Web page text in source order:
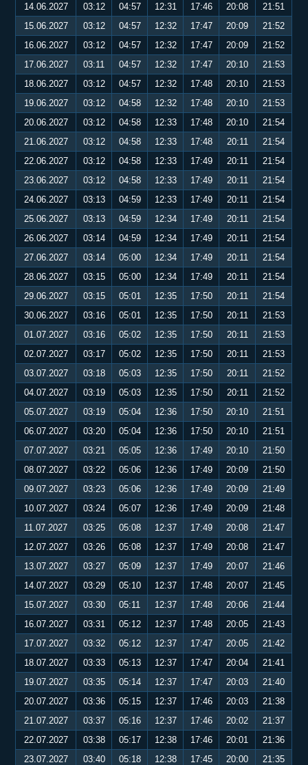
14.06.2027
03:12 04:57 12:31 17:46 20:08
21:51
15.06.2027
03:12 04:57 12:32 17:47 20:09
21:52
16.06.2027
03:12 04:57 12:32 17:47 20:09
21:52
17.06.2027
03:11 04:57 12:32 17:47 20:10
21:53
18.06.2027
03:12 04:57 12:32 17:48 20:10
21:53
19.06.2027
03:12 04:58 12:32 17:48 20:10
21:53
20.06.2027
03:12 04:58 12:33 17:48 20:10
21:54
21.06.2027
03:12 04:58 12:33 17:48 20:11
21:54
22.06.2027
03:12 04:58 12:33 17:49 20:11
21:54
23.06.2027
03:12 04:58 12:33 17:49 20:11
21:54
24.06.2027
03:13 04:59 12:33 17:49 20:11
21:54
25.06.2027
03:13 04:59 12:34 17:49 20:11
21:54
26.06.2027
03:14 04:59 12:34 17:49 20:11
21:54
27.06.2027
03:14 05:00 12:34 17:49 20:11
21:54
28.06.2027
03:15 05:00 12:34 17:49 20:11
21:54
29.06.2027
03:15 05:01 12:35 17:50 20:11
21:54
30.06.2027
03:16 05:01 12:35 17:50 20:11
21:53
01.07.2027
03:16 05:02 12:35 17:50 20:11
21:53
02.07.2027
03:17 05:02 12:35 17:50 20:11
21:53
03.07.2027
03:18 05:03 12:35 17:50 20:11
21:52
04.07.2027
03:19 05:03 12:35 17:50 20:11
21:52
05.07.2027
03:19 05:04 12:36 17:50 20:10
21:51
06.07.2027
03:20 05:04 12:36 17:50 20:10
21:51
07.07.2027
03:21 05:05 12:36 17:49 20:10
21:50
08.07.2027
03:22 05:06 12:36 17:49 20:09
21:50
09.07.2027
03:23 05:06 12:36 17:49 20:09
21:49
10.07.2027
03:24 05:07 12:36 17:49 20:09
21:48
11.07.2027
03:25 05:08 12:37 17:49 20:08
21:47
12.07.2027
03:26 05:08 12:37 17:49 20:08
21:47
13.07.2027
03:27 05:09 12:37 17:49 20:07
21:46
14.07.2027
03:29 05:10 12:37 17:48 20:07
21:45
15.07.2027
03:30 05:11 12:37 17:48 20:06
21:44
16.07.2027
03:31 05:12 12:37 17:48 20:05
21:43
17.07.2027
03:32 05:12 12:37 17:47 20:05
21:42
18.07.2027
03:33 05:13 12:37 17:47 20:04
21:41
19.07.2027
03:35 05:14 12:37 17:47 20:03
21:40
20.07.2027
03:36 05:15 12:37 17:46 20:03
21:38
21.07.2027
03:37 05:16 12:37 17:46 20:02
21:37
22.07.2027
03:38 05:17 12:38 17:46 20:01
21:36
23.07.2027
03:40 05:18 12:38 17:45 20:00
21:35